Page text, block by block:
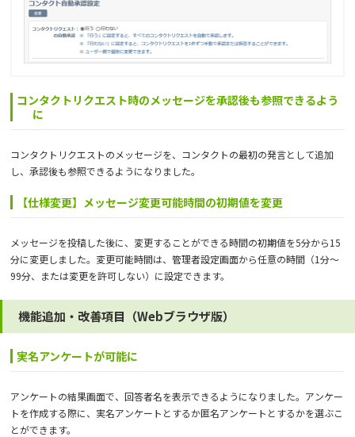
コンタクトリクエスト時のメッセージを承認後も参照できるよう
に
コンタクトリクエストのメッセージを、コンタクトの最初の発言として追加
し、承認後も参照できるようになりました。
【仕様変更】メッセージ変更可能時間の初期値を変更
メッセージを投稿した後に、変更することができる時間の初期値を5分から15
分に変更しました。変更可能時間は、管理者設定画面から任意の時間（1分～
99分、または変更を許可しない）に設定できます。
機能追加・改善項目（Webブラウザ版）
実名アンケートが可能に
アンケートの結果画面で、回答者名を表示できるようになりました。アンケー
トを作成する際に、実名アンケートとするか匿名アンケートとするかを選ぶこ
とができます。